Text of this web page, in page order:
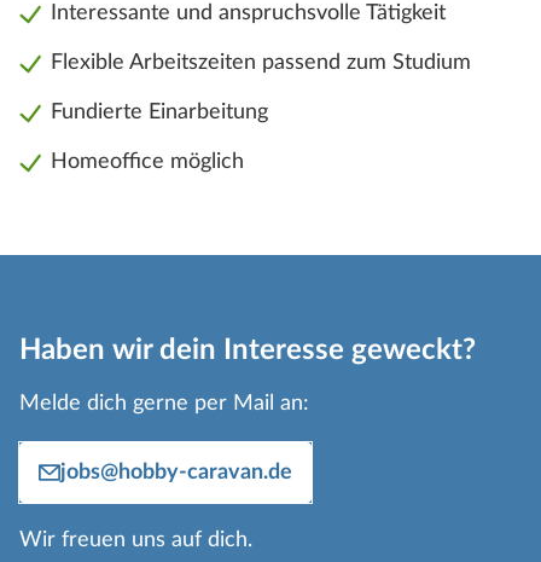
Interessante und anspruchsvolle Tätigkeit
Flexible Arbeitszeiten passend zum Studium
Fundierte Einarbeitung
Homeoffice möglich
Haben wir dein Interesse geweckt?
Melde dich gerne per Mail an:
jobs@hobby-caravan.de
Wir freuen uns auf dich.